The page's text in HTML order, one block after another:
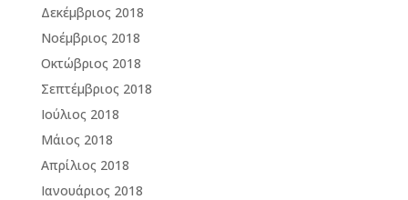
Δεκέμβριος 2018
Νοέμβριος 2018
Οκτώβριος 2018
Σεπτέμβριος 2018
Ιούλιος 2018
Μάιος 2018
Απρίλιος 2018
Ιανουάριος 2018